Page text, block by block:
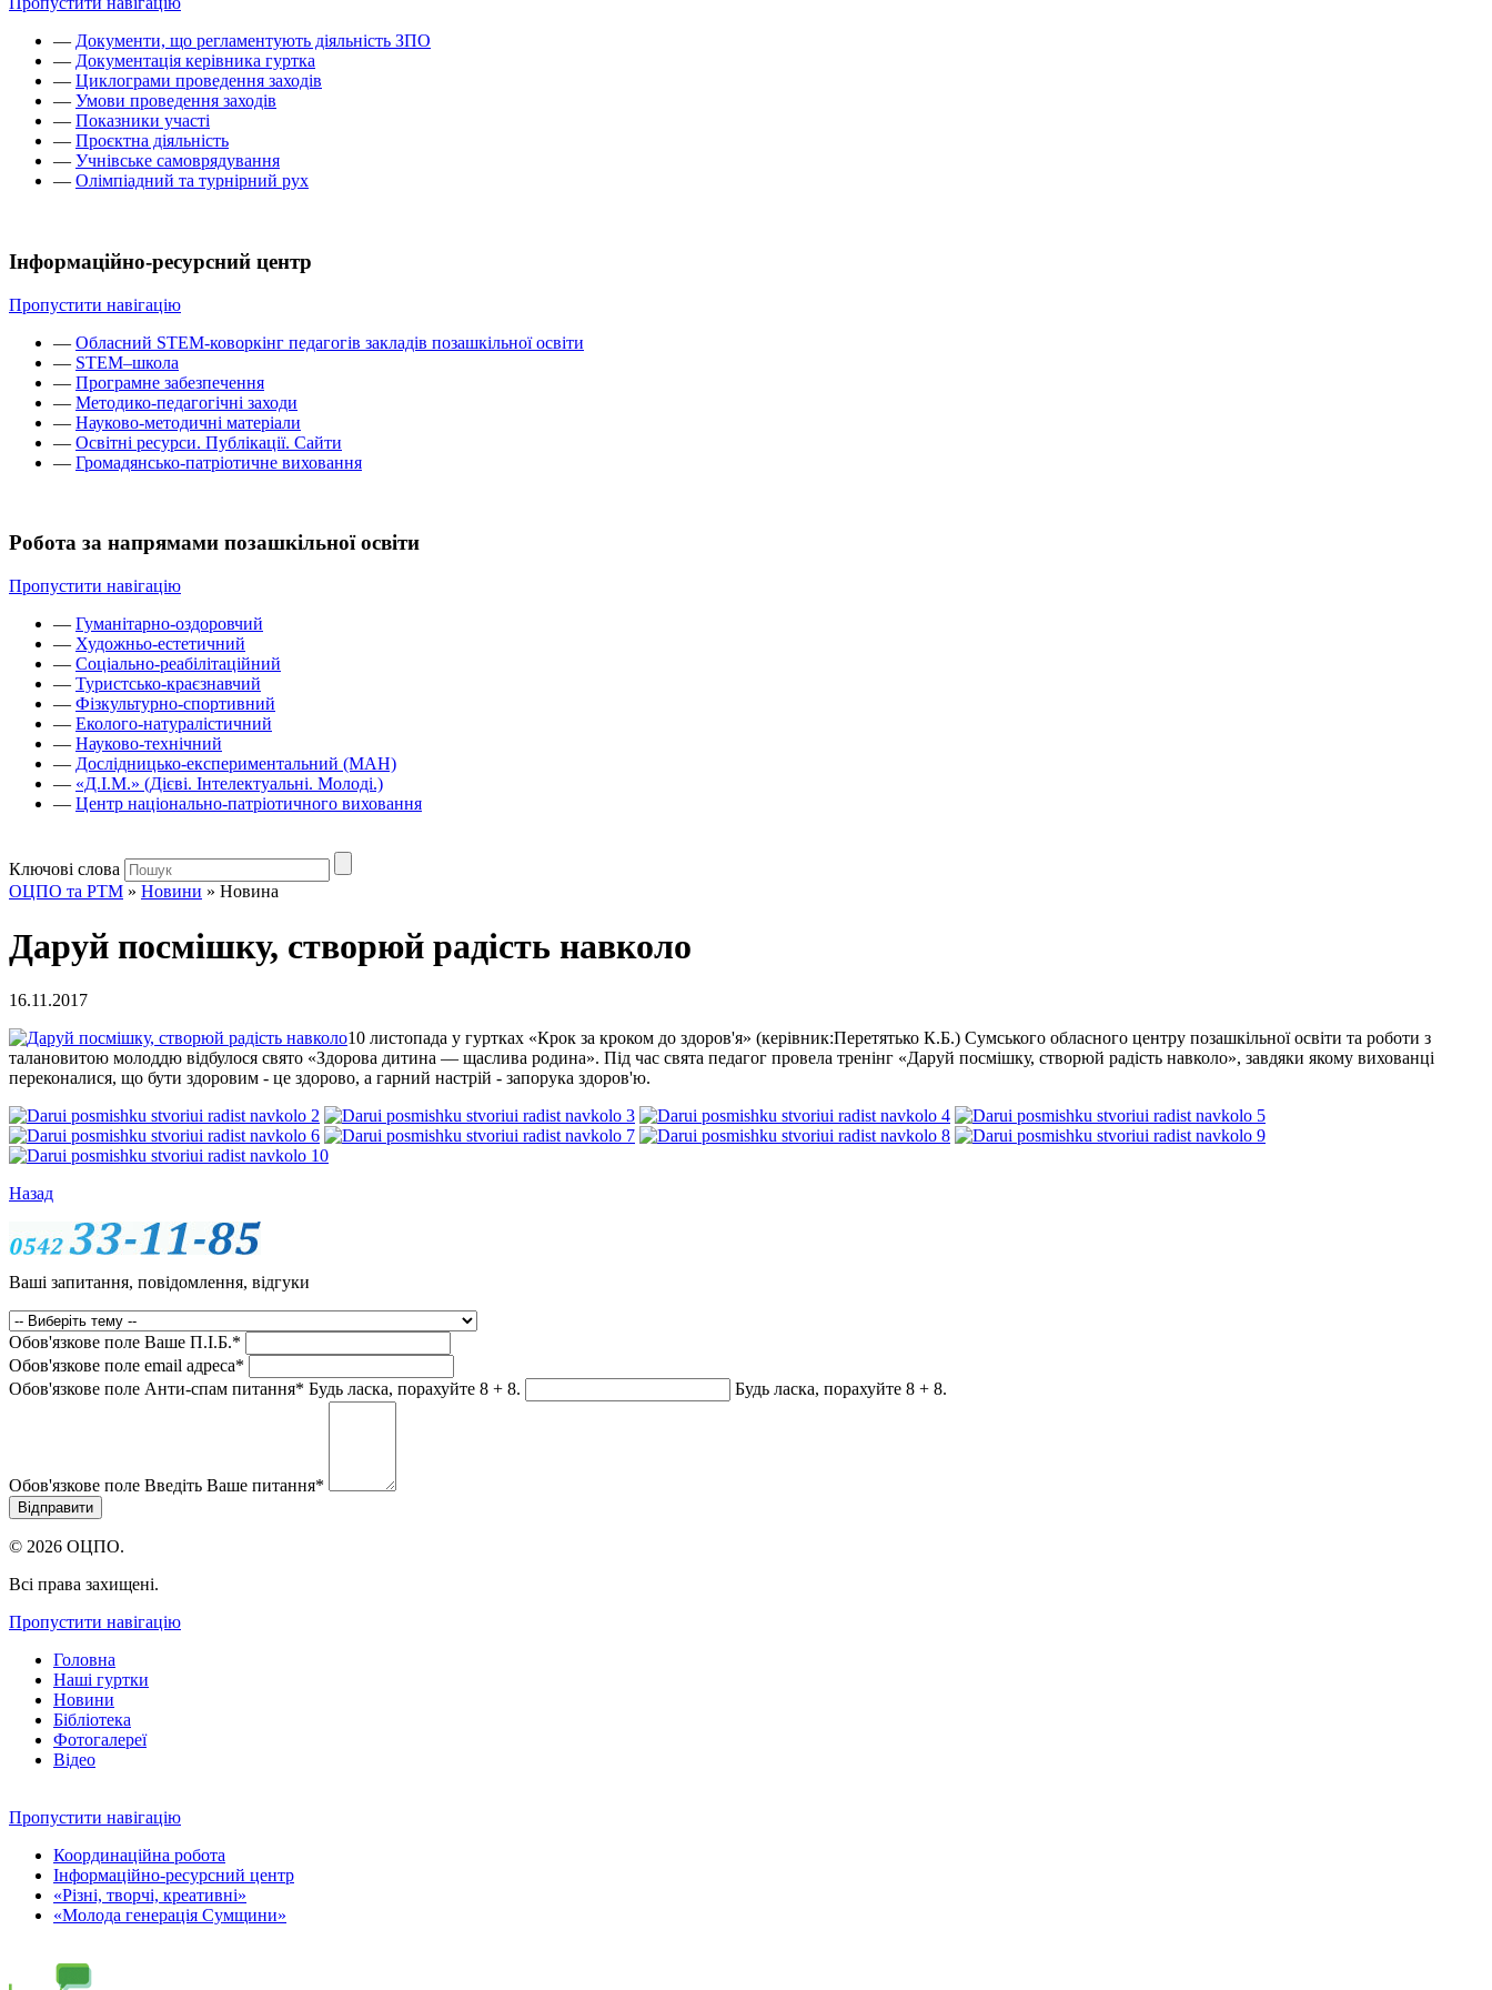
— Документи, що регламентують діяльність ЗПО
— Документація керівника гуртка
— Циклограми проведення заходів
— Умови проведення заходів
— Показники участі
— Проєктна діяльність
— Учнівське самоврядування
— Олімпіадний та турнірний рух
Інформаційно-ресурсний центр
Пропустити навігацію
— Обласний STEM-коворкінг педагогів закладів позашкільної освіти
— STEM–школа
— Програмне забезпечення
— Методико-педагогічні заходи
— Науково-методичні матеріали
— Освітні ресурси. Публікації. Сайти
— Громадянсько-патріотичне виховання
Робота за напрямами позашкільної освіти
Пропустити навігацію
— Гуманітарно-оздоровчий
— Художньо-естетичний
— Соціально-реабілітаційний
— Туристсько-краєзнавчий
— Фізкультурно-спортивний
— Еколого-натуралістичний
— Науково-технічний
— Дослідницько-експериментальний (МАН)
— «Д.І.М.» (Дієві. Інтелектуальні. Молоді.)
— Центр національно-патріотичного виховання
Ключові слова
ОЦПО та РТМ » Новини » Новина
Даруй посмішку, створюй радість навколо
16.11.2017
10 листопада у гуртках «Крок за кроком до здоров'я» (керівник:Перетятько К.Б.) Сумського обласного центру позашкільної освіти та роботи з
талановитою молоддю відбулося свято «Здорова дитина — щаслива родина». Під час свята педагог провела тренінг «Даруй посмішку, створюй радість навколо», завдяки якому вихованці
переконалися, що бути здоровим - це здорово, а гарний настрій - запорука здоров'ю.
Назад
Ваші запитання, повідомлення, відгуки
Обов'язкове поле Ваше П.I.Б.*
Обов'язкове поле email адреса*
Обов'язкове поле Анти-спам питання* Будь ласка, порахуйте 8 + 8. Будь ласка, порахуйте 8 + 8.
Обов'язкове поле Введіть Ваше питання*
© 2026 ОЦПО.
Всі права захищені.
Пропустити навігацію
Головна
Наші гуртки
Новини
Бібліотека
Фотогалереї
Відео
Пропустити навігацію
Координаційна робота
Інформаційно-ресурсний центр
«Різні, творчі, креативні»
«Молода генерація Сумщини»